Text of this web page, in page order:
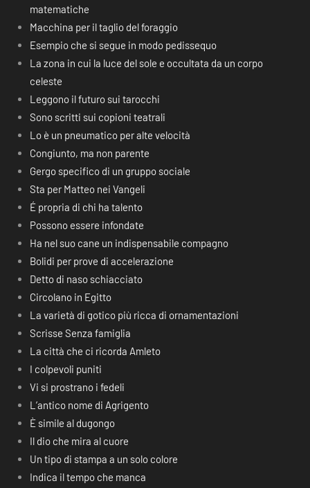
matematiche
Macchina per il taglio del foraggio
Esempio che si segue in modo pedissequo
La zona in cui la luce del sole e occultata da un corpo
celeste
Leggono il futuro sui tarocchi
Sono scritti sui copioni teatrali
Lo è un pneumatico per alte velocità
Congiunto, ma non parente
Gergo specifico di un gruppo sociale
Sta per Matteo nei Vangeli
É propria di chi ha talento
Possono essere infondate
Ha nel suo cane un indispensabile compagno
Bolidi per prove di accelerazione
Detto di naso schiacciato
Circolano in Egitto
La varietà di gotico più ricca di ornamentazioni
Scrisse Senza famiglia
La città che ci ricorda Amleto
I colpevoli puniti
Vi si prostrano i fedeli
L’antico nome di Agrigento
È simile al dugongo
Il dio che mira al cuore
Un tipo di stampa a un solo colore
Indica il tempo che manca